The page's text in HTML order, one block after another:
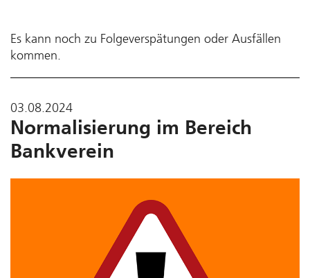
Es kann noch zu Folgeverspätungen oder Ausfällen
kommen.
03.08.2024
Normalisierung im Bereich
Bankverein